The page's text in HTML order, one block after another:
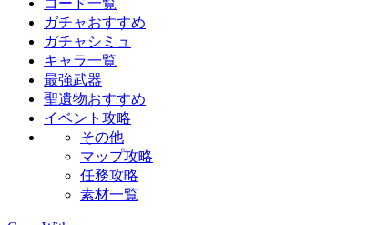
コード一覧
ガチャおすすめ
ガチャシミュ
キャラ一覧
最強武器
聖遺物おすすめ
イベント攻略
その他
マップ攻略
任務攻略
素材一覧